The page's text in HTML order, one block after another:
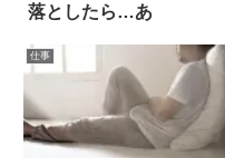
落としたら…あ
仕事